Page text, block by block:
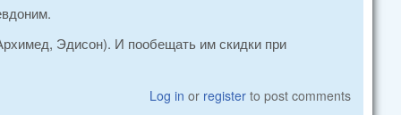
Эдисон). И пообещать им скидки при
Log in or register to post comments